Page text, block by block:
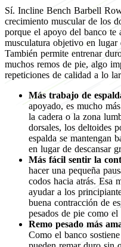
Sí. Incline Bench Barbell
crecimiento muscular de los
porque el apoyo del banco te
musculatura objetivo en lugar
También permite entrenar
muchos remos de pie, algo
repeticiones de calidad a lo
Más trabajo de
apoyado, es mucho
la cadera o la zona
dorsales, los deltoides
espalda se mantengan
en lugar de descansar
Más fácil sentir la
hacer una pequeña
codos hacia atrás. Esa
ayudar a los
buena contracción de
pesados de pie como el
Remo pesado más
Como el banco